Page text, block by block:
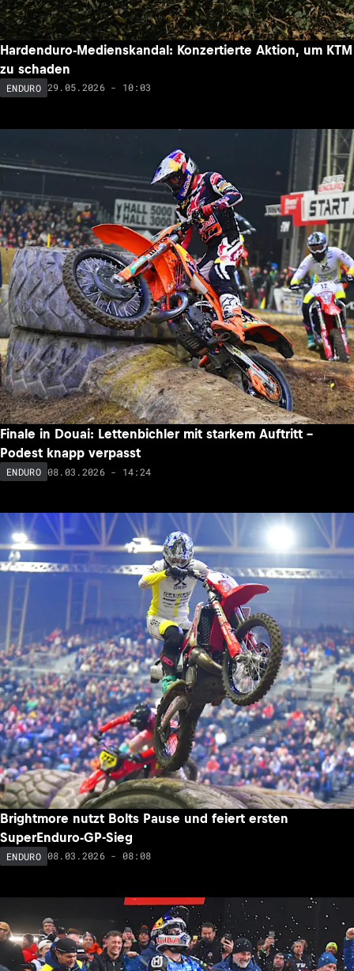
Hardenduro-Medienskandal: Konzertierte Aktion, um KTM
zu schaden
ENDURO 29.05.2026 - 10:03
Finale in Douai: Lettenbichler mit starkem Auftritt –
Podest knapp verpasst
ENDURO 08.03.2026 - 14:24
Brightmore nutzt Bolts Pause und feiert ersten
SuperEnduro-GP-Sieg
ENDURO 08.03.2026 - 08:08